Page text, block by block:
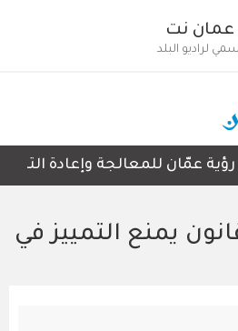
نت
لراديو البلد
عمّان للمعالجة وإعادة
يمنع التمييز في